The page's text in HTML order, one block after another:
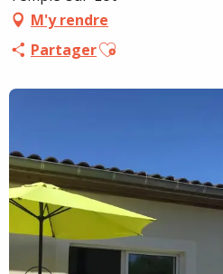
M'y rendre
PartagerAjouter aux favoris